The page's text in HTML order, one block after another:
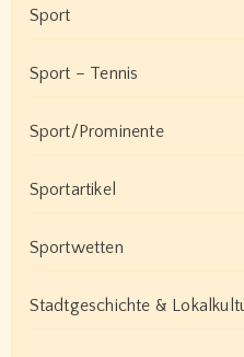
Sport
Sport – Tennis
Sport/Prominente
Sportartikel
Sportwetten
Stadtgeschichte &